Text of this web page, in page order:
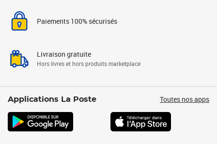
Paiements 100% sécurisés
Livraison gratuite
Hors livres et hors produits marketplace
Applications La Poste Toutes nos apps